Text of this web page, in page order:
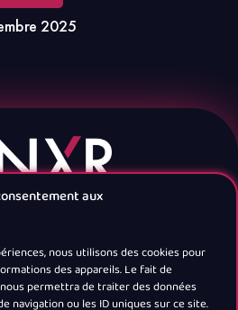
aux
nous utilisons des cookies pour
des appareils. Le fait de
permettra de traiter des données
navigation ou les ID uniques sur ce site.
2025